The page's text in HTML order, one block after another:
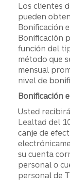
Los clientes
pueden
Bonificación
Bonificación
función del
método que
mensual
nivel de
Bonificación
Usted
Lealtad del
canje de
su cuenta
personal o
personal de